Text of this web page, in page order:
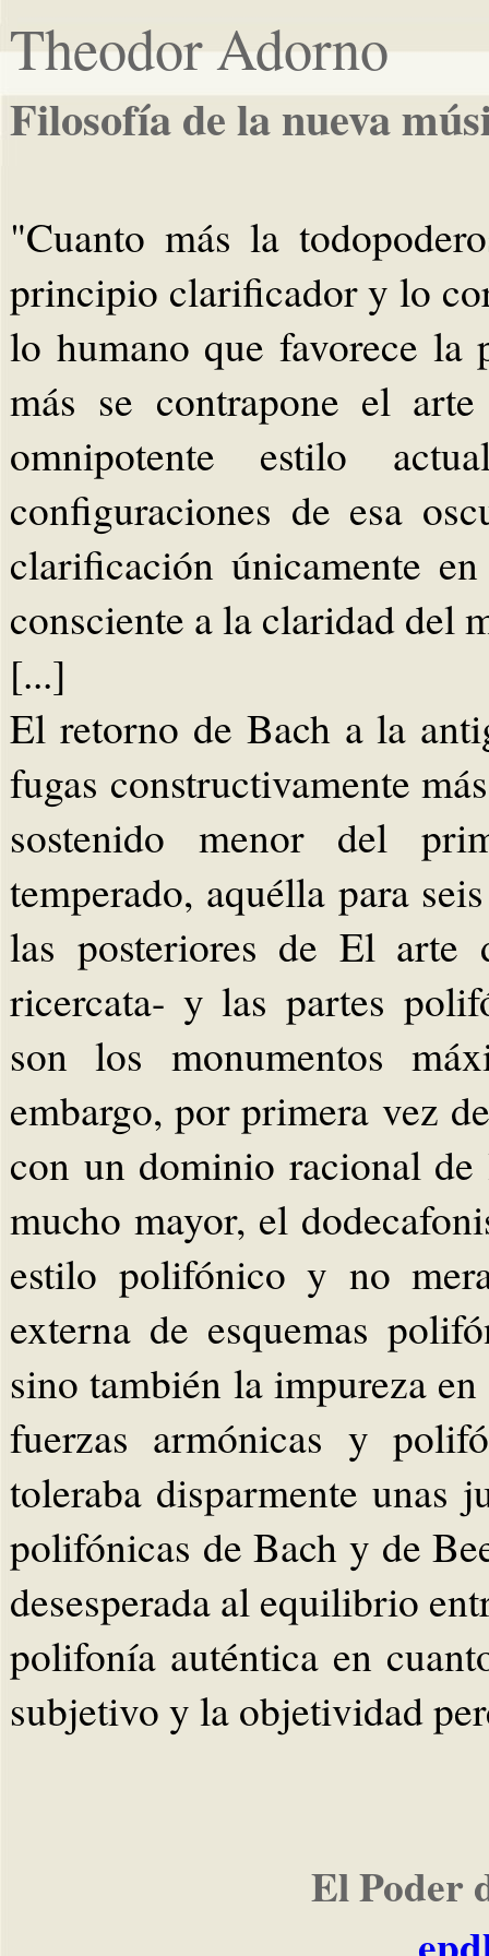
Theodor Adorno
Filosofía de la nueva
"Cuanto más la
principio clarificador y lo
lo humano que favorece la
más se contrapone el
omnipotente estilo
configuraciones de esa
clarificación únicamente
consciente a la claridad del
[...]
El retorno de Bach a la
fugas constructivamente
sostenido menor del
temperado, aquélla para
las posteriores de El
ricercata- y las partes
son los monumentos
embargo, por primera vez
con un dominio racional de
mucho mayor, el
estilo polifónico y no
externa de esquemas
sino también la impureza
fuerzas armónicas y
toleraba disparmente unas
polifónicas de Bach y de
desesperada al equilibrio
polifonía auténtica en
subjetivo y la objetividad
El Poder